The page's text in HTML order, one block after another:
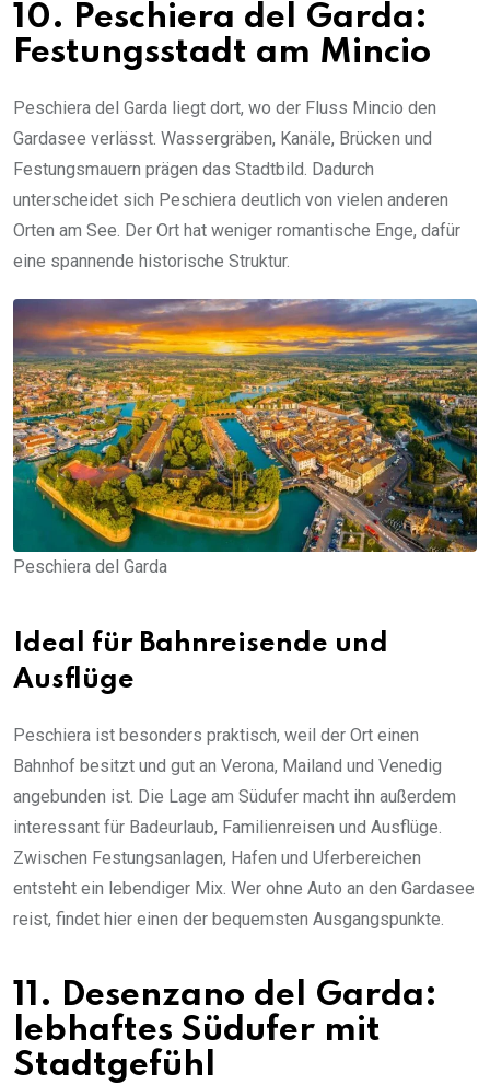
10. Peschiera del Garda:
Festungsstadt am Mincio
Peschiera del Garda liegt dort, wo der Fluss Mincio den
Gardasee verlässt. Wassergräben, Kanäle, Brücken und
Festungsmauern prägen das Stadtbild. Dadurch
unterscheidet sich Peschiera deutlich von vielen anderen
Orten am See. Der Ort hat weniger romantische Enge, dafür
eine spannende historische Struktur.
Peschiera del Garda
Ideal für Bahnreisende und
Ausflüge
Peschiera ist besonders praktisch, weil der Ort einen
Bahnhof besitzt und gut an Verona, Mailand und Venedig
angebunden ist. Die Lage am Südufer macht ihn außerdem
interessant für Badeurlaub, Familienreisen und Ausflüge.
Zwischen Festungsanlagen, Hafen und Uferbereichen
entsteht ein lebendiger Mix. Wer ohne Auto an den Gardasee
reist, findet hier einen der bequemsten Ausgangspunkte.
11. Desenzano del Garda:
lebhaftes Südufer mit
Stadtgefühl